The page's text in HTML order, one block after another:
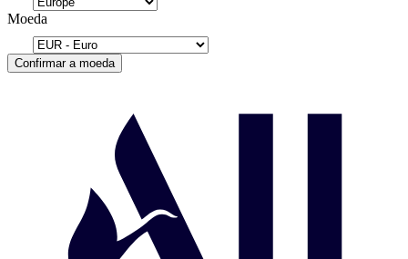
Moeda
Confirmar a moeda